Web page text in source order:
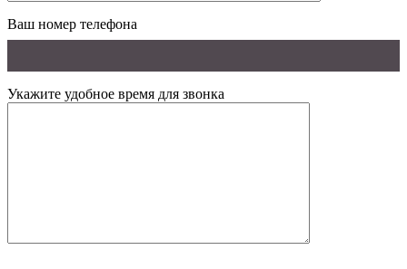
Ваш номер телефона
Укажите удобное время для звонка